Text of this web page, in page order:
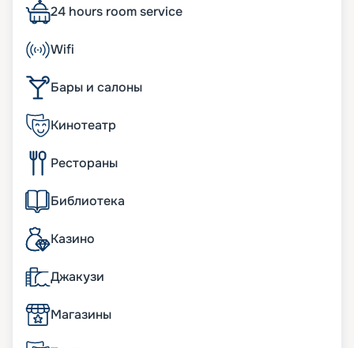
много номеров с личным балконом. Уникальные
технологические системы позволяют экономно
расходовать ресурсы и обеспечивают кораблю
почетную приставку ЭКО-. Также большое
разносторонним развлечениям. Основные
характеристики лайнера:
• ширина – 38 м;
• длина – 333 м;
• число палуб – 18. Из них 13 – пассажирские;
• водоизмещение – 133,5 тыс. т;
• скорость – 23,3 узла;
• общее число кают – 1 637. В них с комфортом
размещается до 4 363 человек.
К услугам пассажиров
масштабами: 18 палуб, 1637 кают, 4363
пассажира. Не меньшее впечатление
24 hours room service
Wifi
Бары и салоны
Кинотеатр
Рестораны
Библиотека
Казино
Джакузи
Магазины